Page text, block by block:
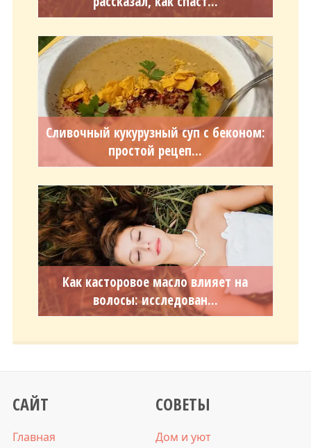
Сливочный кукурузный суп с беконом:
простой рецеп...
Как касторовое масло влияет на
волосы: исследован...
САЙТ
Главная
СОВЕТЫ
Дом и уют